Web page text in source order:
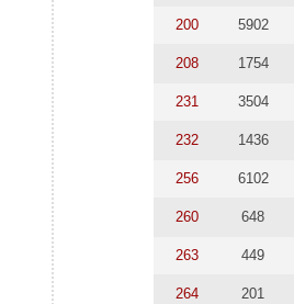
200 5902
208 1754
231 3504
232 1436
256 6102
260 648
263 449
264 201